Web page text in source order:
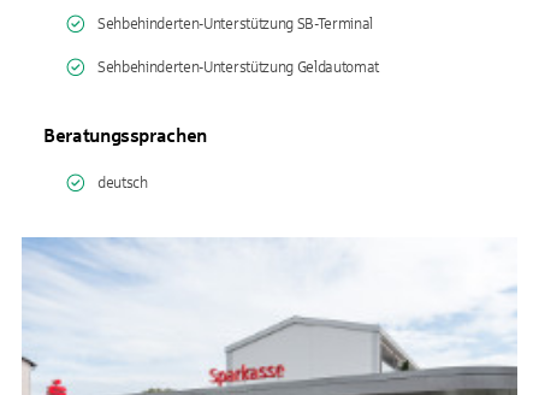
Sehbehinderten-Unterstützung SB-Terminal
Sehbehinderten-Unterstützung Geldautomat
Beratungssprachen
deutsch